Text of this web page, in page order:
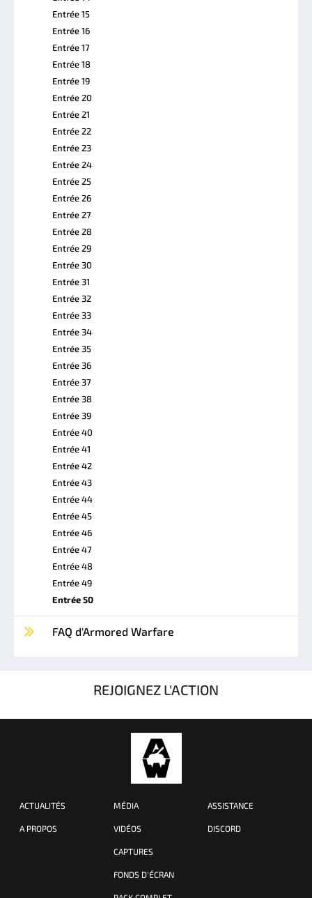
Entrée 15
Entrée 16
Entrée 17
Entrée 18
Entrée 19
Entrée 20
Entrée 21
Entrée 22
Entrée 23
Entrée 24
Entrée 25
Entrée 26
Entrée 27
Entrée 28
Entrée 29
Entrée 30
Entrée 31
Entrée 32
Entrée 33
Entrée 34
Entrée 35
Entrée 36
Entrée 37
Entrée 38
Entrée 39
Entrée 40
Entrée 41
Entrée 42
Entrée 43
Entrée 44
Entrée 45
Entrée 46
Entrée 47
Entrée 48
Entrée 49
Entrée 50
FAQ d'Armored Warfare
REJOIGNEZ L'ACTION
ACTUALITÉS
A PROPOS
MÉDIA
VIDÉOS
CAPTURES
FONDS D'ÉCRAN
ASSISTANCE
DISCORD